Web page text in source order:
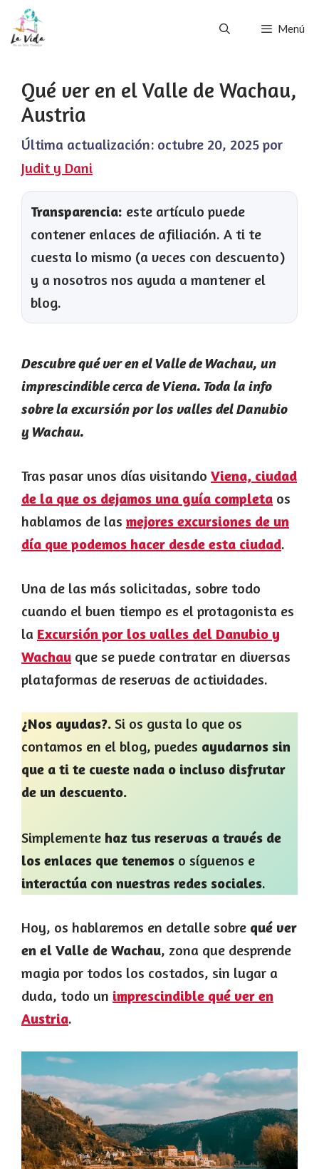
Saltar
Menú
Qué ver en el Valle de Wachau,
Austria
Última actualización: octubre 20, 2025 por
Judit y Dani
Transparencia: este artículo puede
contener enlaces de afiliación. A ti te
cuesta lo mismo (a veces con descuento)
y a nosotros nos ayuda a mantener el
blog.
Descubre qué ver en el Valle de Wachau, un
imprescindible cerca de Viena. Toda la info
sobre la excursión por los valles del Danubio
y Wachau.
Tras pasar unos días visitando Viena, ciudad
de la que os dejamos una guía completa os
hablamos de las mejores excursiones de un
día que podemos hacer desde esta ciudad.
Una de las más solicitadas, sobre todo
cuando el buen tiempo es el protagonista es
la Excursión por los valles del Danubio y
Wachau que se puede contratar en diversas
plataformas de reservas de actividades.
¿Nos ayudas?. Si os gusta lo que os
contamos en el blog, puedes ayudarnos sin
que a ti te cueste nada o incluso disfrutar
de un descuento.
Simplemente haz tus reservas a través de
los enlaces que tenemos o síguenos e
interactúa con nuestras redes sociales.
Hoy, os hablaremos en detalle sobre qué ver
en el Valle de Wachau, zona que desprende
magia por todos los costados, sin lugar a
duda, todo un imprescindible qué ver en
Austria.